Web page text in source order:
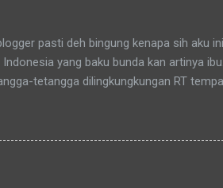
pasti deh bingung kenapa sih aku
yang baku bunda kan artinya
tetangga dilingkungkungan RT
Para ojeckers (yang udah kenal
kenapa akhirnya semua yang kenal
RT dilingkungan pun terkadang